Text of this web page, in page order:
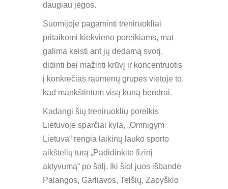
daugiau jėgos.
Suomijoje pagaminti treniruokliai
pritaikomi kiekvieno poreikiams, mat
galima keisti ant jų dedamą svorį,
didinti bei mažinti krūvį ir koncentruotis
į konkrečias raumenų grupes vietoje to,
kad mankštintum visą kūną bendrai.
Kadangi šių treniruoklių poreikis
Lietuvoje sparčiai kyla, „Omnigym
Lietuva“ rengia laikinų lauko sporto
aikštelių turą „Padidinkite fizinį
aktyvumą“ po šalį. Iki šiol juos išbandė
Palangos, Garliavos, Telšių, Zapyškio